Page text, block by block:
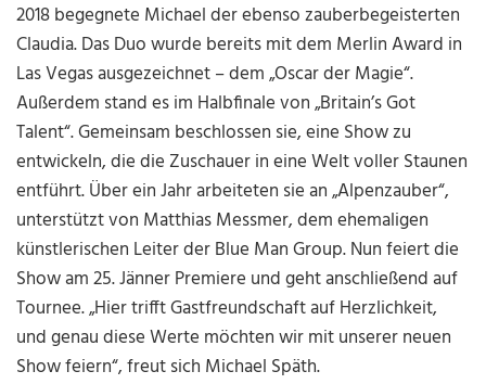
2018 begegnete Michael der ebenso zauberbegeisterten
Claudia. Das Duo wurde bereits mit dem Merlin Award in
Las Vegas ausgezeichnet – dem „Oscar der Magie“.
Außerdem stand es im Halbfinale von „Britain’s Got
Talent“. Gemeinsam beschlossen sie, eine Show zu
entwickeln, die die Zuschauer in eine Welt voller Staunen
entführt. Über ein Jahr arbeiteten sie an „Alpenzauber“,
unterstützt von Matthias Messmer, dem ehemaligen
künstlerischen Leiter der Blue Man Group. Nun feiert die
Show am 25. Jänner Premiere und geht anschließend auf
Tournee. „Hier trifft Gastfreundschaft auf Herzlichkeit,
und genau diese Werte möchten wir mit unserer neuen
Show feiern“, freut sich Michael Späth.